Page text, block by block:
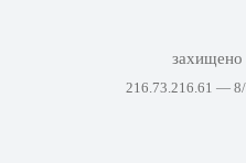
захищено
216.73.216.61 —